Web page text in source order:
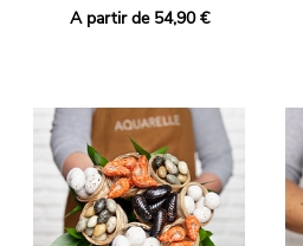
A partir de 54,90 €